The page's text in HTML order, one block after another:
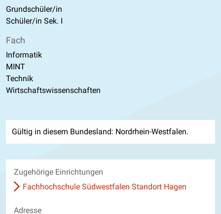
Grundschüler/in
Schüler/in Sek. I
Fach
Informatik
MINT
Technik
Wirtschaftswissenschaften
Gültig in diesem Bundesland: Nordrhein-Westfalen.
Zugehörige Einrichtungen
Fachhochschule Südwestfalen Standort Hagen
Adresse